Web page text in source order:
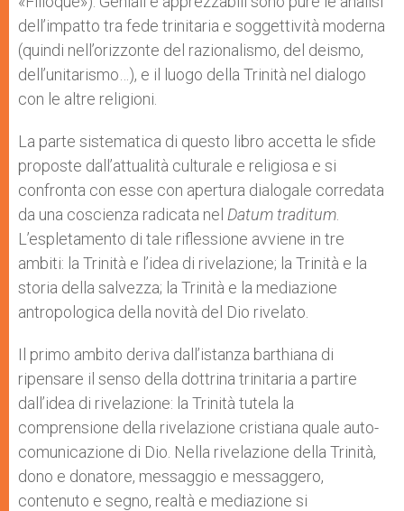
dell’impatto tra fede trinitaria e soggettività moderna
(quindi nell’orizzonte del razionalismo, del deismo,
dell’unitarismo…), e il luogo della Trinità nel dialogo
con le altre religioni.
La parte sistematica di questo libro accetta le sfide
proposte dall’attualità culturale e religiosa e si
confronta con esse con apertura dialogale corredata
da una coscienza radicata nel Datum traditum
L’espletamento di tale riflessione avviene in tre
ambiti: la Trinità e l’idea di rivelazione; la Trinità e la
storia della salvezza; la Trinità e la mediazione
antropologica della novità del Dio rivelato.
Il primo ambito deriva dall’istanza barthiana di
ripensare il senso della dottrina trinitaria a partire
dall’idea di rivelazione: la Trinità tutela la
comprensione della rivelazione cristiana quale auto-
comunicazione di Dio. Nella rivelazione della Trinità,
dono e donatore, messaggio e messaggero,
contenuto e segno, realtà e mediazione si